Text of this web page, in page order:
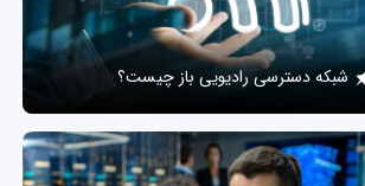
شبکه دسترسی رادیویی باز چیست؟